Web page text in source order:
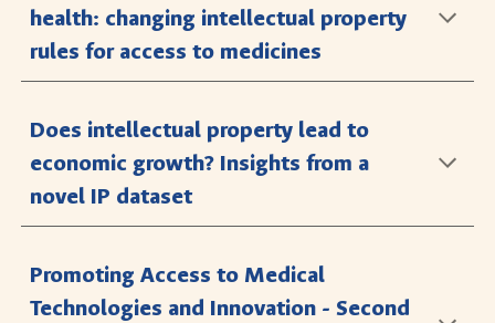
health: changing intellectual property
rules for access to medicines
Does intellectual property lead to
economic growth? Insights from a
novel IP dataset
Promoting Access to Medical
Technologies and Innovation - Second